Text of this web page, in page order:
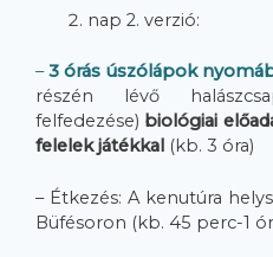
nap 2. verzió:
–3 órás úszólápok
részén lévő
felfedezése) biológiai
felelek játékkal (kb. 3 óra)
– Étkezés: A kenutúra
Büfésoron (kb. 45 perc-1